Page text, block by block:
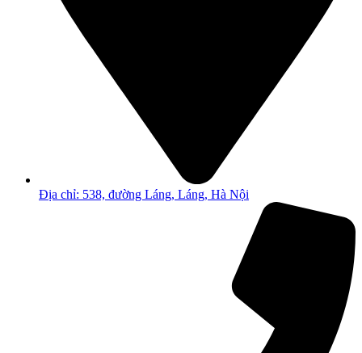
Địa chỉ: 538, đường Láng, Láng, Hà Nội